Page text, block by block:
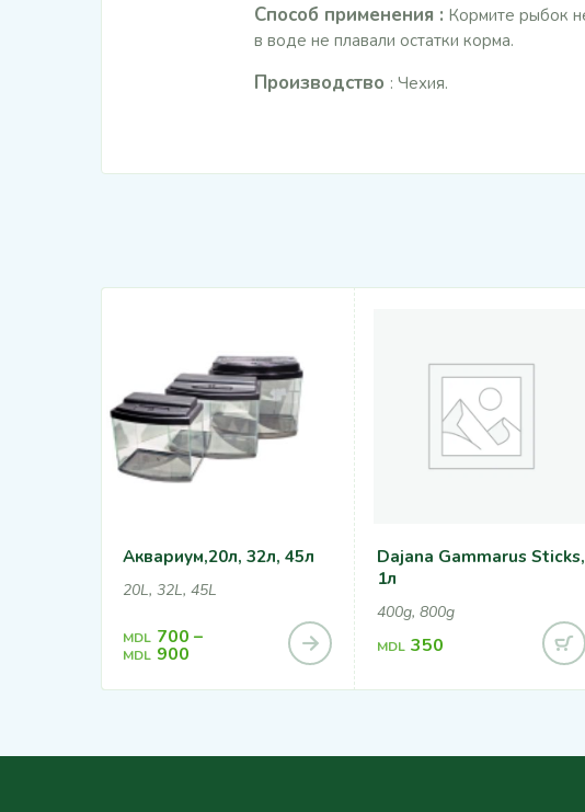
Способ применения : Кормите рыбок
в воде не плавали остатки корма.
Производство : Чехия.
Аквариум,20л, 32л, 45л
20L, 32L, 45L
MDL 700 –
MDL 900
Dajana Gammarus Sticks,
1л
400g, 800g
MDL 350